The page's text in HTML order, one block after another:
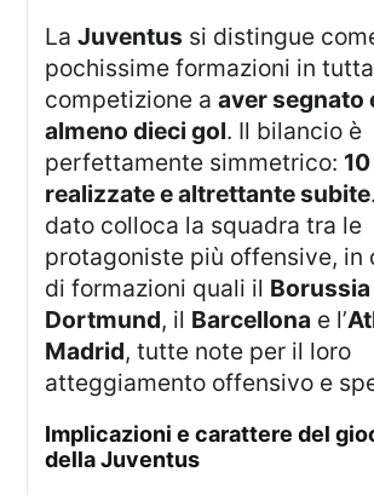
LaJuventus si distingue
pochissime formazioni in
competizione aaver segnato
almeno dieci gol. Il bilancio è
perfettamente simmetrico:
realizzate e altrettante subite
dato colloca la squadra tra le
protagoniste più offensive, in
di formazioni quali il Borussia
Dortmund, il Barcellona e l’
Madrid, tutte note per il loro
atteggiamento offensivo e
implicazioni e carattere del gioco europeo
della Juventus